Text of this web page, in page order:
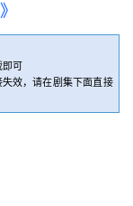
可
效，请在剧集下面直接